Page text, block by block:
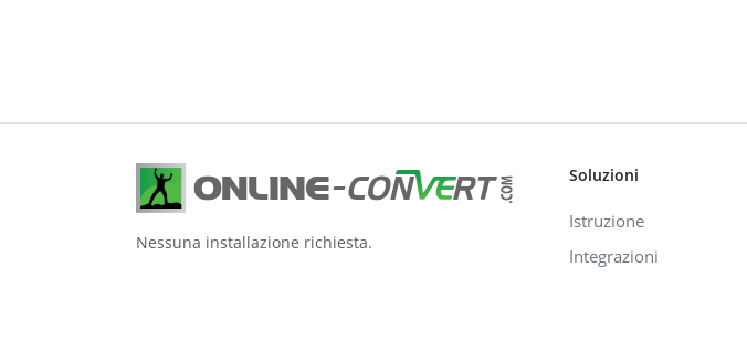
Nessuna installazione richiesta.
Soluzioni
Istruzione
Integrazioni